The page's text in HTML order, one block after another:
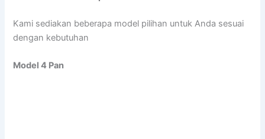
Kami sediakan beberapa model pilihan untuk Anda sesuai
dengan kebutuhan
Model 4 Pan